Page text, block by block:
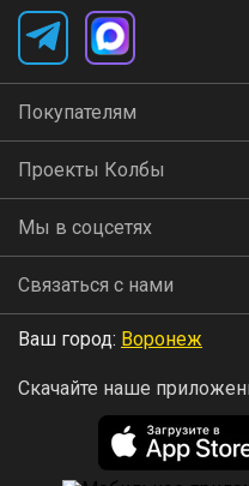
Покупателям
Проекты Колбы
Мы в соцсетях
Связаться с нами
Ваш город: Воронеж
Скачайте наше